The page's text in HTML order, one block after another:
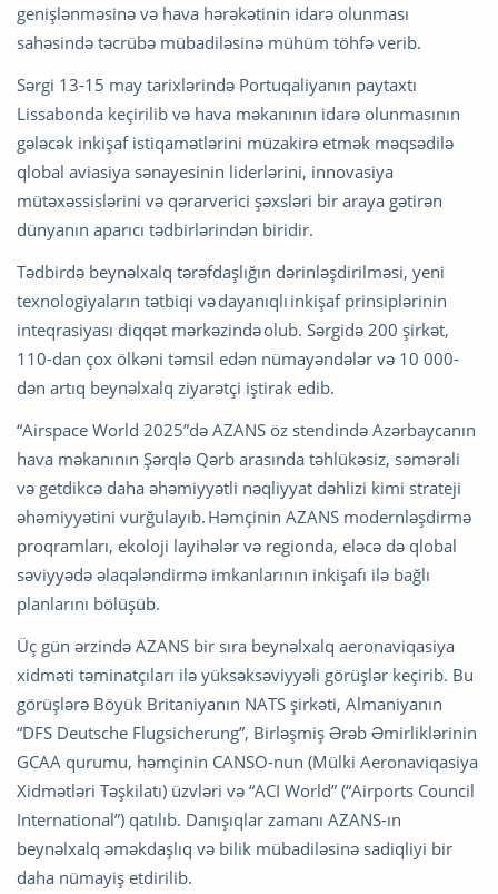
genişlənməsinə və hava hərəkətinin idarə olunması
sahəsində təcrübə mübadiləsinə mühüm töhfə verib.
Sərgi 13-15 may tarixlərində Portuqaliyanın paytaxtı
Lissabonda keçirilib və hava məkanının idarə olunmasının
gələcək inkişaf istiqamətlərini müzakirə etmək məqsədilə
qlobal aviasiya sənayesinin liderlərini, innovasiya
mütəxəssislərini və qərarverici şəxsləri bir araya gətirən
dünyanın aparıcı tədbirlərindən biridir.
Tədbirdə beynəlxalq tərəfdaşlığın dərinləşdirilməsi, yeni
texnologiyaların tətbiqi və dayanıqlı inkişaf prinsiplərinin
inteqrasiyası diqqət mərkəzində olub. Sərgidə 200 şirkət,
110-dan çox ölkəni təmsil edən nümayəndələr və 10 000-
dən artıq beynəlxalq ziyarətçi iştirak edib.
“Airspace World 2025”də AZANS öz stendində Azərbaycanın
hava məkanının Şərqlə Qərb arasında təhlükəsiz, səmərəli
və getdikcə daha əhəmiyyətli nəqliyyat dəhlizi kimi strateji
əhəmiyyətini vurğulayıb. Həmçinin AZANS modernləşdirmə
proqramları, ekoloji layihələr və regionda, eləcə də qlobal
səviyyədə əlaqələndirmə imkanlarının inkişafı ilə bağlı
planlarını bölüşüb.
Üç gün ərzində AZANS bir sıra beynəlxalq aeronaviqasiya
xidməti təminatçıları ilə yüksəksəviyyəli görüşlər keçirib. Bu
görüşlərə Böyük Britaniyanın NATS şirkəti, Almaniyanın
“DFS Deutsche Flugsicherung”, Birləşmiş Ərəb Əmirliklərinin
GCAA qurumu, həmçinin CANSO-nun (Mülki Aeronaviqasiya
Xidmətləri Təşkilatı) üzvləri və “ACI World” (“Airports Council
International”) qatılıb. Danışıqlar zamanı AZANS-ın
beynəlxalq əməkdaşlıq və bilik mübadiləsinə sadiqliyi bir
daha nümayiş etdirilib.